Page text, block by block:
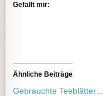
Gefällt mir:
Ähnliche Beiträge
Gebrauchte Teeblätter…